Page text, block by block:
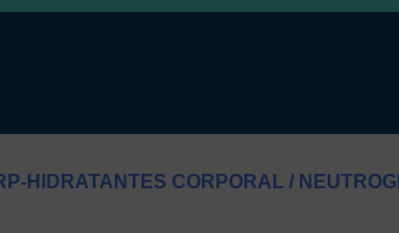
HIDRATANTES CORPORAL /